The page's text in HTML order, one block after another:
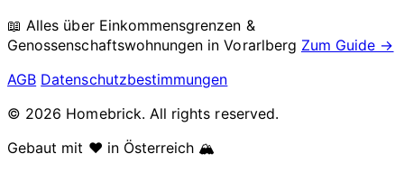
📖 Alles über Einkommensgrenzen &
Genossenschaftswohnungen inVorarlberg Zum Guide →
AGB Datenschutzbestimmungen
© 2026 Homebrick. All rights reserved.
Gebaut mit ❤️ in Österreich 🏔️